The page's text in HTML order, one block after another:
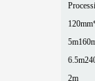
5m
6.5m
2m